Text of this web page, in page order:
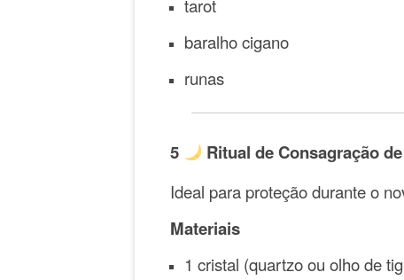
tarot
baralho cigano
runas
5 Ritual de Consagração
Ideal para proteção durante o
Materiais
1 cristal (quartzo ou olho de